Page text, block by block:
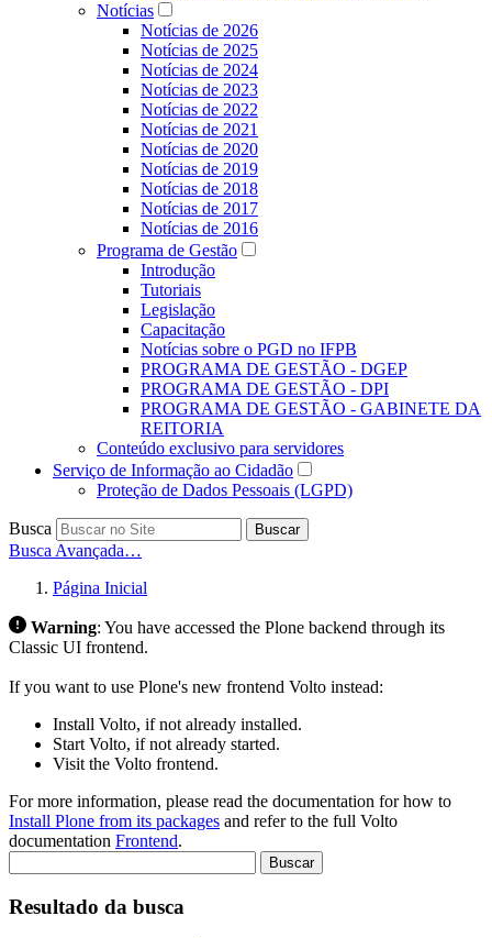
Notícias
Notícias de 2026
Notícias de 2025
Notícias de 2024
Notícias de 2023
Notícias de 2022
Notícias de 2021
Notícias de 2020
Notícias de 2019
Notícias de 2018
Notícias de 2017
Notícias de 2016
Programa de Gestão
Introdução
Tutoriais
Legislação
Capacitação
Notícias sobre o PGD no IFPB
PROGRAMA DE GESTÃO - DGEP
PROGRAMA DE GESTÃO - DPI
PROGRAMA DE GESTÃO - GABINETE DA
REITORIA
Conteúdo exclusivo para servidores
Serviço de Informação ao Cidadão
Proteção de Dados Pessoais (LGPD)
Busca Buscar
Busca Avançada…
Página Inicial
Warning: You have accessed the Plone backend through its
Classic UI frontend.
If you want to use Plone's new frontend Volto instead:
Install Volto, if not already installed.
Start Volto, if not already started.
Visit the Volto frontend.
For more information, please read the documentation for how to
Install Plone from its packages and refer to the full Volto
documentation Frontend.
Resultado da busca